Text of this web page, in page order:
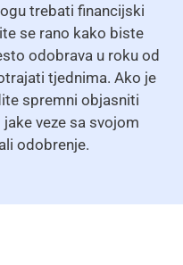
trebati financijski
se rano kako biste
odobrava u roku od
tjednima. Ako je
spremni objasniti
veze sa svojom
odobrenje.